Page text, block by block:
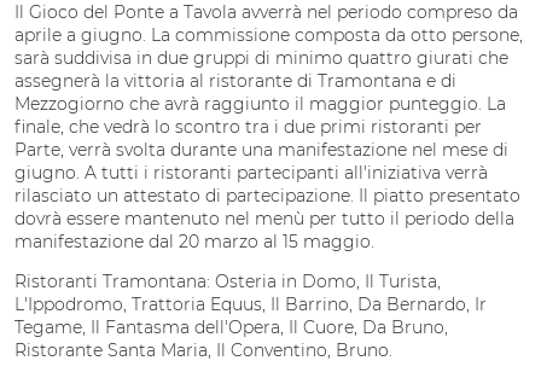
Il Gioco del Ponte a Tavola avverrà nel periodo compreso da
aprile a giugno. La commissione composta da otto persone,
sarà suddivisa in due gruppi di minimo quattro giurati che
assegnerà la vittoria al ristorante di Tramontana e di
Mezzogiorno che avrà raggiunto il maggior punteggio. La
finale, che vedrà lo scontro tra i due primi ristoranti per
Parte, verrà svolta durante una manifestazione nel mese di
giugno. A tutti i ristoranti partecipanti all'iniziativa verrà
rilasciato un attestato di partecipazione. Il piatto presentato
dovrà essere mantenuto nel menù per tutto il periodo della
manifestazione dal 20 marzo al 15 maggio.
Ristoranti Tramontana: Osteria in Domo, Il Turista,
L'Ippodromo, Trattoria Equus, Il Barrino, Da Bernardo, Ir
Tegame, Il Fantasma dell'Opera, Il Cuore, Da Bruno,
Ristorante Santa Maria, Il Conventino, Bruno.